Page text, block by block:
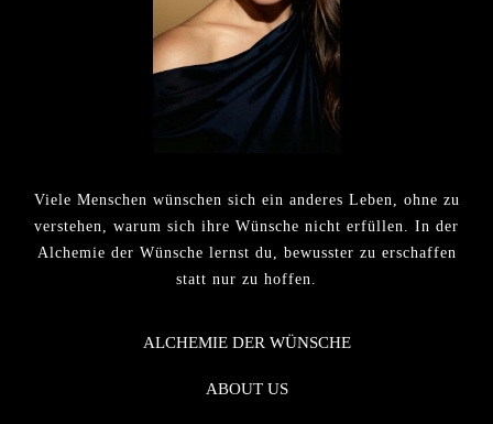
Viele Menschen wünschen sich ein anderes Leben, ohne zu
verstehen, warum sich ihre Wünsche nicht erfüllen. In der
Alchemie der Wünsche lernst du, bewusster zu erschaffen
statt nur zu hoffen.
ALCHEMIE DER WÜNSCHE
ABOUT US